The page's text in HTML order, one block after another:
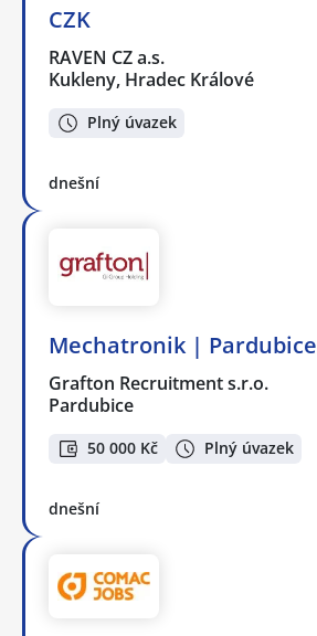
CZK
RAVEN CZ a.s.
Kukleny, Hradec Králové
Plný úvazek
dnešní
Mechatronik | Pardubice
Grafton Recruitment s.r.o.
Pardubice
50 000 Kč Plný úvazek
dnešní